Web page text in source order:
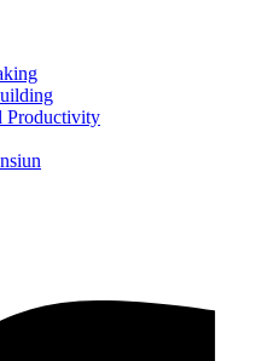
Productivity